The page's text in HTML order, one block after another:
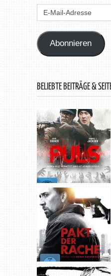
Abonnieren
BELIEBTE BEITRÄGE &